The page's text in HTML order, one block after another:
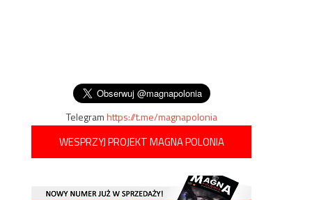
Telegramhttps://t.me/magnapolonia
WESPRZYJ PROJEKT MAGNA POLONIA